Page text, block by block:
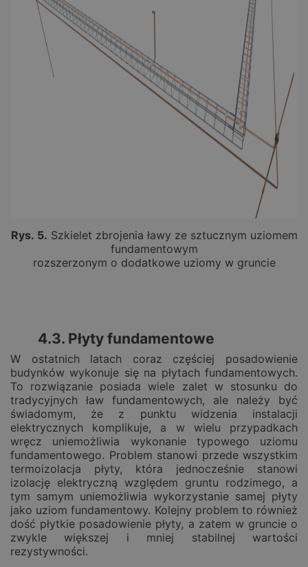
Rys. 5. Szkielet zbrojenia ławy ze sztucznym uziomem
fundamentowym
rozszerzonym o dodatkowe uziomy w gruncie
4.3. Płyty fundamentowe
W ostatnich latach coraz częściej posadowienie
budynków wykonuje się na płytach fundamentowych.
To rozwiązanie posiada wiele zalet w stosunku do
tradycyjnych ław fundamentowych, ale należy być
świadomym, że z punktu widzenia instalacji
elektrycznych komplikuje, a w wielu przypadkach
wręcz uniemożliwia wykonanie typowego uziomu
fundamentowego. Problem stanowi przede wszystkim
termoizolacja płyty, która jednocześnie stanowi
izolację elektryczną względem gruntu rodzimego, a
tym samym uniemożliwia wykorzystanie samej płyty
jako uziom fundamentowy. Kolejny problem to również
dość płytkie posadowienie płyty, a zatem w gruncie o
zwykle większej i mniej stabilnej wartości
rezystywności.